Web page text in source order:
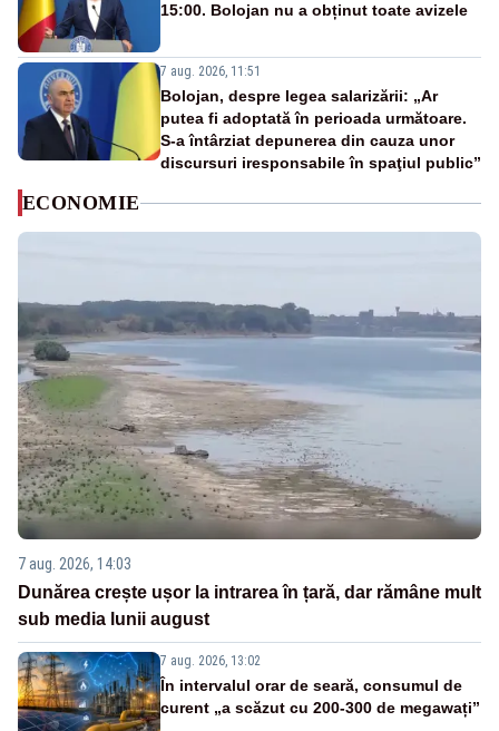
15:00. Bolojan nu a obținut toate avizele
7 aug. 2026, 11:51
Bolojan, despre legea salarizării: „Ar
putea fi adoptată în perioada următoare.
S-a întârziat depunerea din cauza unor
discursuri iresponsabile în spaţiul public”
ECONOMIE
7 aug. 2026, 14:03
Dunărea crește ușor la intrarea în țară, dar rămâne mult
sub media lunii august
7 aug. 2026, 13:02
În intervalul orar de seară, consumul de
curent „a scăzut cu 200-300 de megawați”